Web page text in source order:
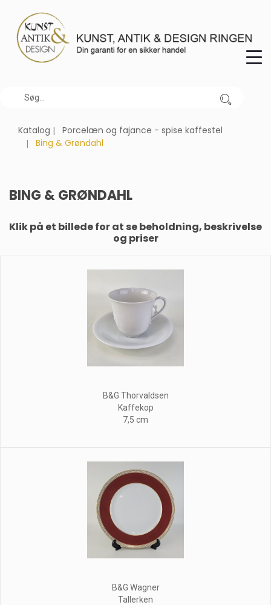
Katalog
Porcelæn og fajance - spise kaffestel
Bing & Grøndahl
BING & GRØNDAHL
Klik på et billede for at se beholdning, beskrivelse
og priser
B&G Thorvaldsen
Kaffekop
7,5 cm
B&G Wagner
Tallerken